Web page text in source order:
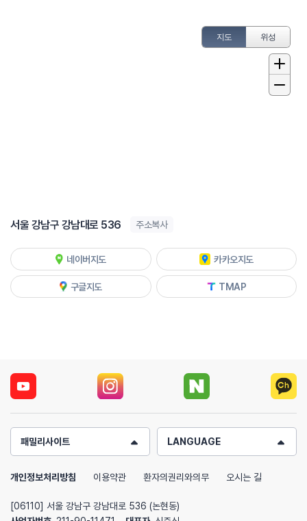
지도 위성
서울 강남구 강남대로 536 주소복사
네이버지도 카카오지도
구글지도 TMAP
패밀리사이트 LANGUAGE
개인정보처리방침 이용약관 환자의권리와의무 오시는 길
[06110] 서울 강남구 강남대로 536 (논현동)